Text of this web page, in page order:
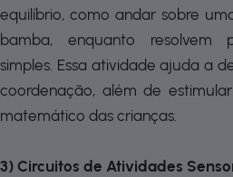
equilíbrio, como andar sobre
bamba, enquanto resolvem
simples. Essa atividade ajuda a
coordenação, além de
matemático das crianças.
3) Circuitos de Atividades